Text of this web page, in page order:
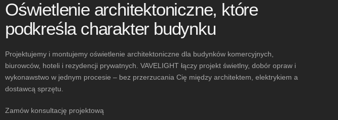
Oświetlenie architektoniczne, które
podkreśla charakter budynku
Projektujemy i montujemy oświetlenie architektoniczne dla budynków komercyjnych,
biurowców, hoteli i rezydencji prywatnych. VAVELIGHT łączy projekt świetlny, dobór opraw i
wykonawstwo w jednym procesie – bez przerzucania Cię między architektem, elektrykiem a
dostawcą sprzętu.
Zamów konsultację projektową